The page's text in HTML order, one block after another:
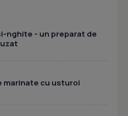
nghite - un preparat de
marinate cu usturoi